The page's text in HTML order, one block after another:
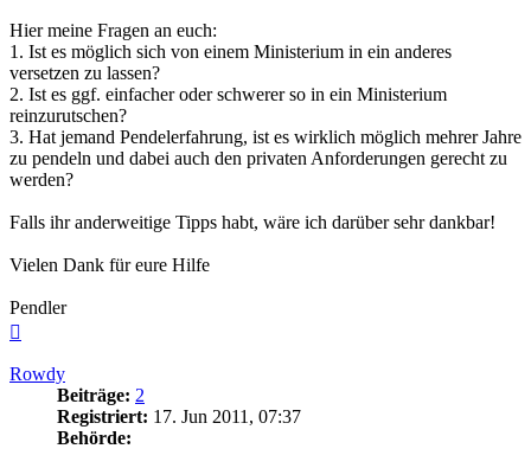
Hier meine Fragen an euch:
1. Ist es möglich sich von einem Ministerium in ein anderes
versetzen zu lassen?
2. Ist es ggf. einfacher oder schwerer so in ein Ministerium
reinzurutschen?
3. Hat jemand Pendelerfahrung, ist es wirklich möglich mehrer Jahre
zu pendeln und dabei auch den privaten Anforderungen gerecht zu
werden?
Falls ihr anderweitige Tipps habt, wäre ich darüber sehr dankbar!
Vielen Dank für eure Hilfe
Pendler
Rowdy
Beiträge: 2
Registriert: 17. Jun 2011, 07:37
Behörde: